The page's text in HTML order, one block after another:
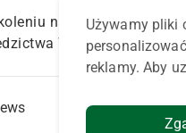
należy wypełnić
Wsi.
Używamy pliki
reklamy. Aby